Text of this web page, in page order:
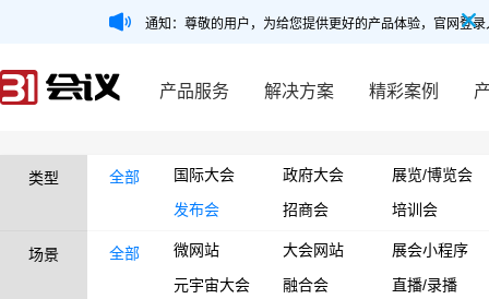
通知：尊敬的用户，为给您提供更好的产品体验，官网登
产品服务 解决方案 精彩案例
类型 全部 国际大会 政府大会
展览/博览会
发布会
招商会 培训会
场景 全部 微网站 大会网站
展会小程序
元宇宙大会
融合会
直播/录播